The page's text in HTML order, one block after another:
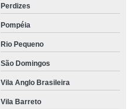
Perdizes
Pompéia
Rio Pequeno
São Domingos
Vila Anglo Brasileira
Vila Barreto